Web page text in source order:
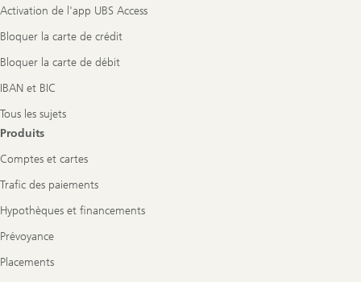
Activation de l'app UBS Access
Bloquer la carte de crédit
Bloquer la carte de débit
IBAN et BIC
Tous les sujets
Produits
Comptes et cartes
Trafic des paiements
Hypothèques et financements
Prévoyance
Placements